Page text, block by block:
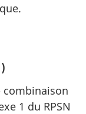
combinaison
1 du RPSN